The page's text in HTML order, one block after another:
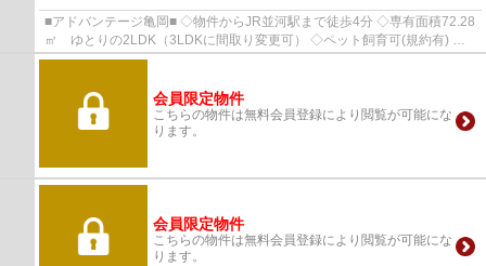
■アドバンテージ亀岡■ ◇物件からJR並河駅まで徒歩4分 ◇専有面積72.28
㎡ ゆとりの2LDK（3LDKに間取り変更可） ◇ペット飼育可(規約有) ◇1
階部分 専用庭221.22㎡ ガーデニング楽しめま...
会員限定物件
こちらの物件は無料会員登録により閲覧が可能にな
ります。
会員限定物件
こちらの物件は無料会員登録により閲覧が可能にな
ります。